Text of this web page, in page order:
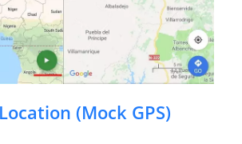
(Mock GPS)